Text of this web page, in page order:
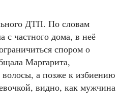
ДТП. По словам
с частного дома, в неё
спором о
Маргарита,
волосы, а позже к избиению
видно, как мужчина